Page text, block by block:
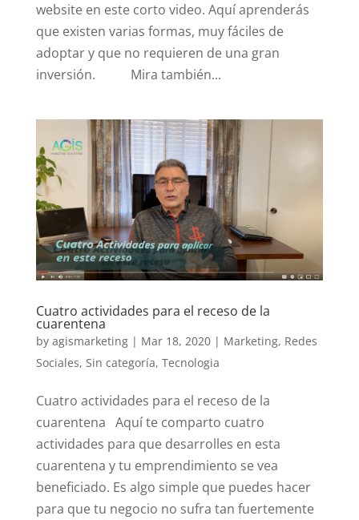
website en este corto video. Aquí aprenderás
que existen varias formas, muy fáciles de
adoptar y que no requieren de una gran
inversión. Mira también...
Cuatro actividades para el receso de la
cuarentena
by agismarketing| Mar 18, 2020| Marketing, Redes
Sociales, Sin categoría, Tecnologia
Cuatro actividades para el receso de la
cuarentena Aquí te comparto cuatro
actividades para que desarrolles en esta
cuarentena y tu emprendimiento se vea
beneficiado. Es algo simple que puedes hacer
para que tu negocio no sufra tan fuertemente